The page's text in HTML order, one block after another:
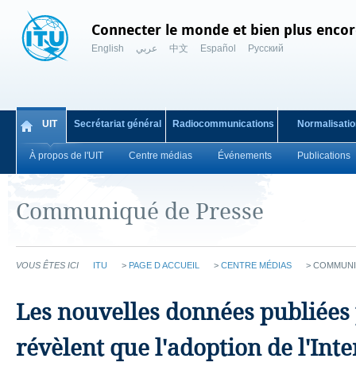
Connecter le monde et bien plus
English عربي 中文 Español Русский
UIT
À propos de l'UIT Centre médias Événements Publications
Secrétariat général Radiocommunications
Communiqué de Presse
VOUS ÊTES ICI ITU > PAGE D ACCUEIL > CENTRE MÉDIAS >
Les nouvelles données
révèlent que l'adoption de